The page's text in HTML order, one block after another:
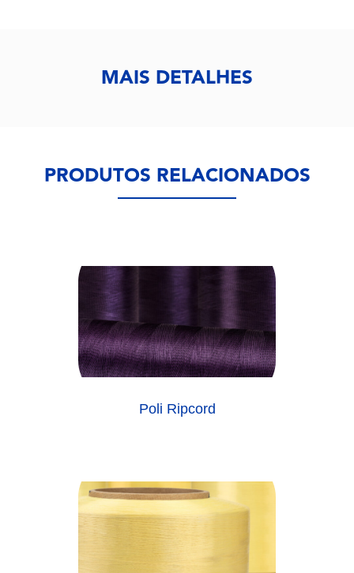
MAIS DETALHES
PRODUTOS RELACIONADOS
Poli Ripcord